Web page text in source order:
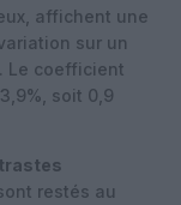
affichent une
sur un
Le coefficient
soit 0,9
restés au